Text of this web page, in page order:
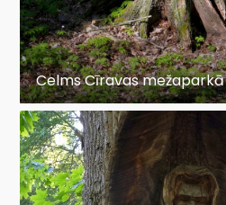
Celms Cīravas mežaparkā